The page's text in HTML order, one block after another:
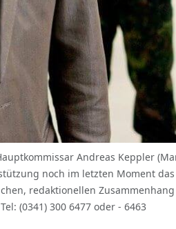
Andreas Keppler
noch im letzten Moment
redaktionellen
(0341) 300 6477 oder - 6463